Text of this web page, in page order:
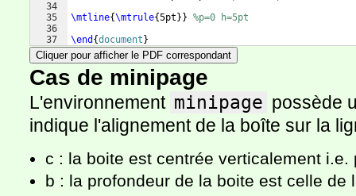
34
35
36
37
\mtline{\mtrule{5pt }} %p=0 h=5pt
\end {document }
Cliquer pour afficher le PDF correspondant
Cas de minipage
L'environnement minipage possède
indique l'alignement de la boîte sur la
c : la boite est centrée verticalement i.e.
b : la profondeur de la boite est celle de